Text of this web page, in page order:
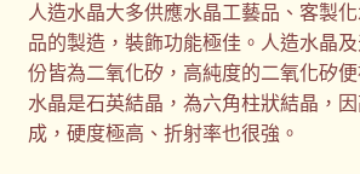
人造水晶大多供應水晶工藝品、客製
品的製造，裝飾功能極佳。人造水晶
份皆為二氧化矽，高純度的二氧化矽
水晶是石英結晶，為六角柱狀結晶，
成，硬度極高、折射率也很強。